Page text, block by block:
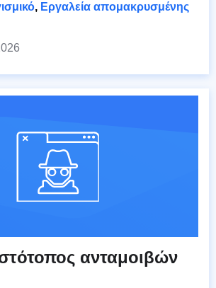
, Εργαλεία απομακρυσμένης
ανταμοιβών